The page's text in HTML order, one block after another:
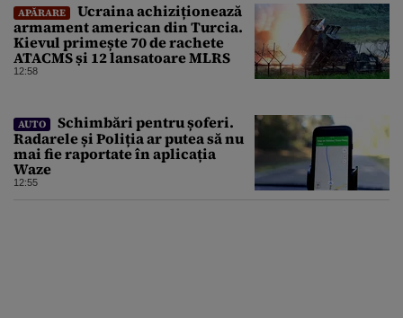
APĂRARE
Ucraina achiziționează
armament american din Turcia.
Kievul primește 70 de rachete
ATACMS și 12 lansatoare MLRS
12:58
AUTO
Schimbări pentru șoferi.
Radarele și Poliția ar putea să nu
mai fie raportate în aplicația
Waze
12:55